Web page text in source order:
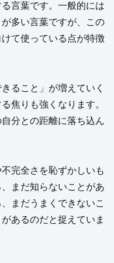
言葉です。一般的には
多い言葉ですが、この
て使っている点が特徴
ること」が増えていく
焦りも強くなります。
分との距離に落ち込ん
完全さを恥ずかしいも
まだ知らないことがあ
まだうまくできないこ
あるのだと捉えていま